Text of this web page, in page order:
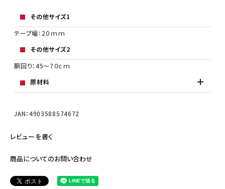
その他サイズ1
テープ幅：2０ｍｍ
その他サイズ2
胴回り：45～7０ｃｍ
原材料
JAN：4903588574672
レビューを書く
商品についてのお問い合わせ